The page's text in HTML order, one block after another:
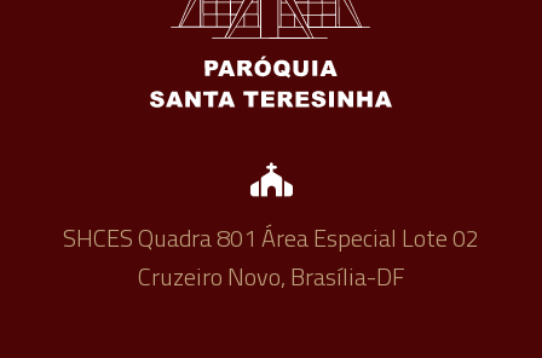
SHCES Quadra 801 Área Especial Lote 02
Cruzeiro Novo, Brasília-DF